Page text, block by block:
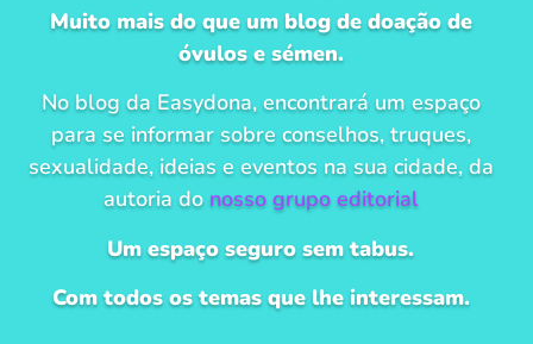
Muito mais do que um blog de doação de
óvulos e sémen.
No blog da Easydona, encontrará um espaço
para se informar sobre conselhos, truques,
sexualidade, ideias e eventos na sua cidade, da
autoria do nosso grupo editorial
Um espaço seguro sem tabus.
Com todos os temas que lhe interessam.